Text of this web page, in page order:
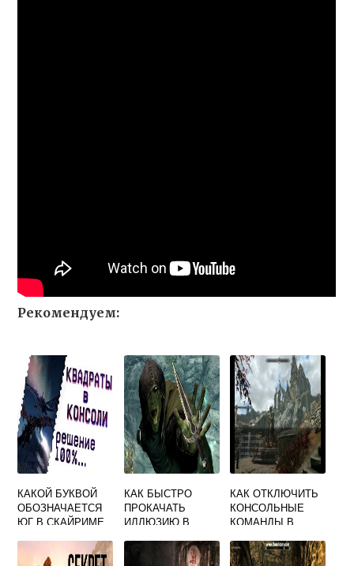
Рекомендуем:
КАКОЙ БУКВОЙ
ОБОЗНАЧАЕТСЯ
ЮГ В СКАЙРИМЕ
КАК БЫСТРО
ПРОКАЧАТЬ
ИЛЛЮЗИЮ В
КАК ОТКЛЮЧИТЬ
КОНСОЛЬНЫЕ
КОМАНДЫ В